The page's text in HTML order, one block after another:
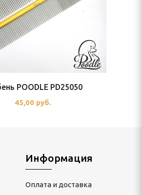
POODLE PD25050
45,00 руб.
Информация
Оплата и доставка